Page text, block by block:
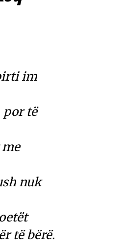
im
por të
nuk
të bërë.